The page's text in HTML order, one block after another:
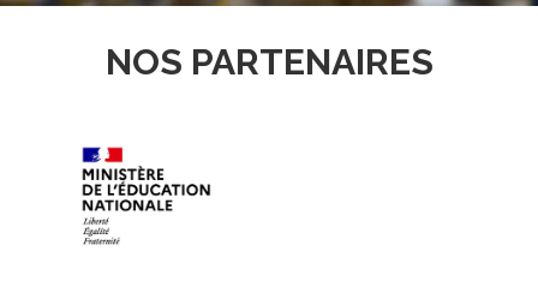
NOS PARTENAIRES